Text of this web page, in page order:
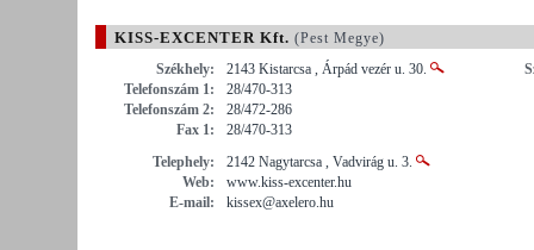
KISS-EXCENTER Kft. (Pest Megye)
Székhely:
2143 Kistarcsa , Árpád vezér u. 30.
Telefonszám 1:
28/470-313
Telefonszám 2:
28/472-286
Fax 1:
28/470-313
Telephely:
2142 Nagytarcsa , Vadvirág u. 3.
Web:
www.kiss-excenter.hu
E-mail:
kissex@axelero.hu